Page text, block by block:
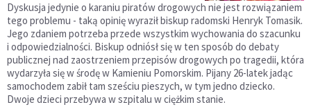
Dyskusja jedynie o karaniu piratów drogowych nie jest rozwiązaniem
tego problemu - taką opinię wyraził biskup radomski Henryk Tomasik.
Jego zdaniem potrzeba przede wszystkim wychowania do szacunku
i odpowiedzialności. Biskup odniósł się w ten sposób do debaty
publicznej nad zaostrzeniem przepisów drogowych po tragedii, która
wydarzyła się w środę w Kamieniu Pomorskim. Pijany 26-latek jadąc
samochodem zabił tam sześciu pieszych, w tym jedno dziecko.
Dwoje dzieci przebywa w szpitalu w ciężkim stanie.